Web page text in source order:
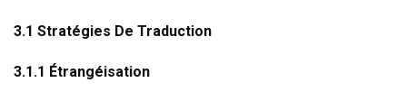
3.1 Stratégies De Traduction
3.1.1 Étrangéisation